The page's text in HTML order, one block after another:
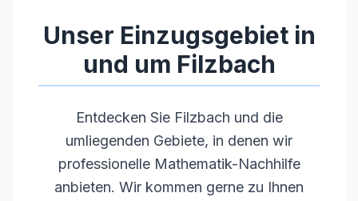
Unser Einzugsgebiet in
und um Filzbach
Entdecken Sie Filzbach und die
umliegenden Gebiete, in denen wir
professionelle Mathematik-Nachhilfe
anbieten. Wir kommen gerne zu Ihnen